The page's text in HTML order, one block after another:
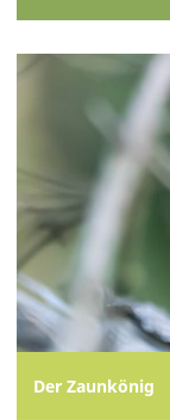
Der Zaunkönig